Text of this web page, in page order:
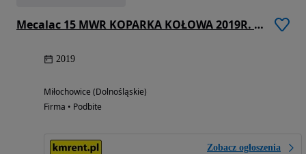
Mecalac 15 MWR KOPARKA KOŁOWA 2019R. | 9 MWR 11 MWR, 714
2019
Miłochowice (Dolnośląskie)
Firma • Podbite
Zobacz ogłoszenia